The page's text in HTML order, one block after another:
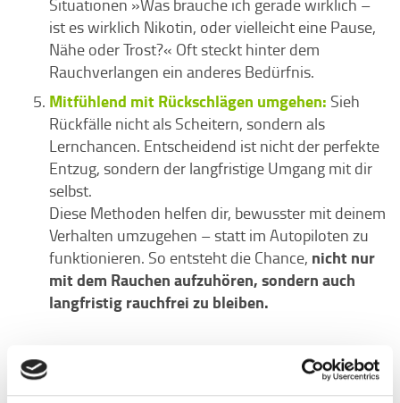
Situationen »Was brauche ich gerade wirklich –
ist es wirklich Nikotin, oder vielleicht eine Pause,
Nähe oder Trost?« Oft steckt hinter dem
Rauchverlangen ein anderes Bedürfnis.
Mitfühlend mit Rückschlägen umgehen: Sieh
Rückfälle nicht als Scheitern, sondern als
Lernchancen. Entscheidend ist nicht der perfekte
Entzug, sondern der langfristige Umgang mit dir
selbst.
Diese Methoden helfen dir, bewusster mit deinem
Verhalten umzugehen – statt im Autopiloten zu
funktionieren. So entsteht die Chance, nicht nur
mit dem Rauchen aufzuhören, sondern auch
langfristig rauchfrei zu bleiben.
Nicht gegen den Rauchdruck ankämpfen –
sondern ihn bewusst wahrnehmen!